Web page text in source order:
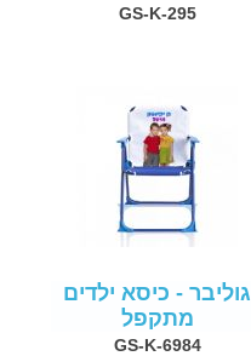
GS-K-295
גוליבר - כיסא ילדים
מתקפל
GS-K-6984